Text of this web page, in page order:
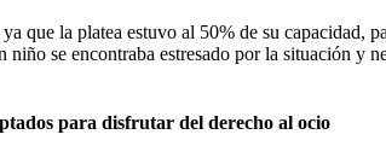
que la platea estuvo al 50% de su
se encontraba estresado por la situación y
para disfrutar del derecho al ocio